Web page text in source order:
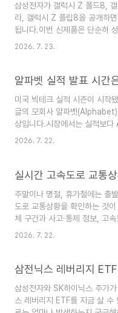
신사 + 공시지원금을 기준으로
갤럭시 Z 폴립8·폴드8 출고가
플립8 256GB1,485,000원
512GB1,643,400원갤럭시 Z
1TB2,933,700..
삼성전자가 갤럭시 Z 폴드8,
라, 갤럭시 Z 플립8을 공개하
됩니다.이번 신제품은 단순히
아니라 더블 스토리지, New 갤
을 수 있는 혜택이 많아 구매를
약 핵심 정보항목내용사전예
일사전개통8월 4일 ~ 8월 7
대표 혜택더블 스토리지, AI 구
상 모델갤럭시 Z 폴드8 · 폴드8
콘텐츠 감..
2026. 7. 23.
미국 빅테크 실적 시즌이 시작
글의 모회사 알파벳(Alphabet)
상입니다.시장에서는 실적보다
구글 클라우드 성장을 더 중요
용과 국내 수혜 종목을 정리해
만 이번 분기는 실적 숫자보다
되는지가 주가 방향을 결정할
이 나오고 있습니다.이번 실적
크포인트실적 발표 후에는 아래
고 있습니다..
2026. 7. 22.
주말이나 명절, 휴가철에는 출
도로 교통상황을 확인하는 것
체 구간과 사고·통제 정보, 고
로 예상시간까지 함께 비교하면
우회도로 결정 ROAD PLUS 실
실시간 교통정보 확인 실시간
디서 확인할까?고속도로 상황
2026. 7. 22.
삼성전자와 SK하이닉스 주가
스 레버리지 ETF를 지금 살 수